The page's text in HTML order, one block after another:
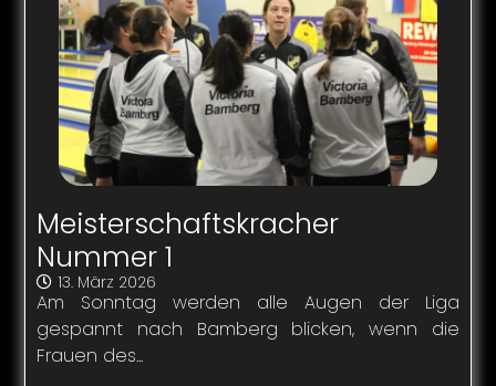
Meisterschaftskracher
Nummer 1
13. März 2026
Am Sonntag werden alle Augen der Liga
gespannt nach Bamberg blicken, wenn die
Frauen des...